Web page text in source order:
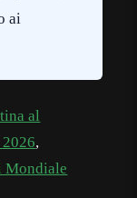
ai
al
,
Mondiale